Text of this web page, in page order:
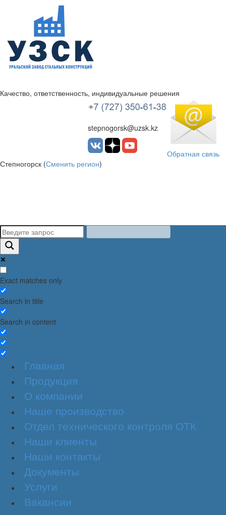
УЗСК Казахстан
Качество, ответственность, индивидуальные решения
stepnogorsk@uzsk.kz
Обратная связь
Степногорск (Сменить регион)
Exact matches only
Search in title
Search in content
Главная
Продукция
О компании
Наше производство
Отдел технического контроля ОТК
Наши клиенты
Наши контакты
Документы
Услуги
Вакансии